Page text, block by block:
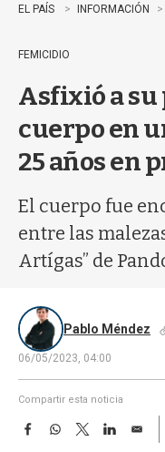
EL PAÍS INFORMACIÓN
FEMICIDIO
Asfixió a su
cuerpo en
25 años en
El cuerpo fue
entre las
Artígas” de
Pablo Méndez
06/05/2023, 04:00
Compartir esta noticia
F
W
T
w
L
E